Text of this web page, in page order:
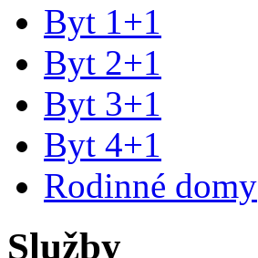
Byt 1+1
Byt 2+1
Byt 3+1
Byt 4+1
Rodinné domy
Služby